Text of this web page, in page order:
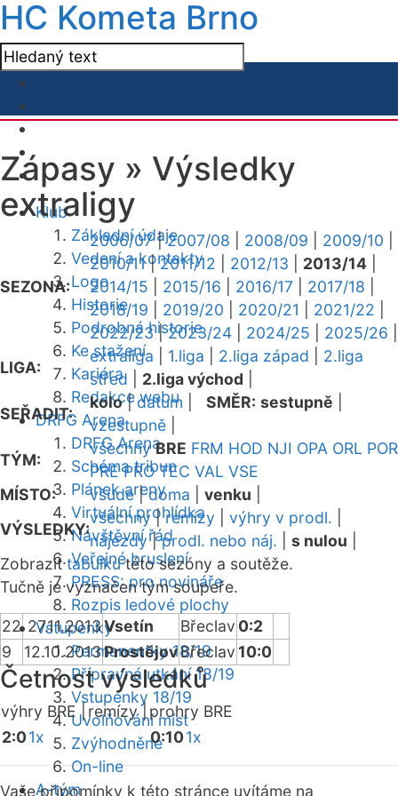
HC Kometa Brno
Klub
Základní údaje
Vedení a kontakty
Logo
Historie
Podrobná historie
Ke stažení
Kariéra
Redakce webu
DRFG Arena
DRFG Arena
Schéma tribun
Plánek areny
Virtuální prohlídka
Návštěvní řád
Veřejné bruslení
PRESS: pro novináře
Rozpis ledové plochy
Vstupenky
Permanentky 18/19
Přípravná utkání 18/19
Vstupenky 18/19
Uvolňování míst
Zvýhodněné
On-line
A-tým
Zápasy » Výsledky
extraligy
SEZONA:
2006/07|2007/08 2008/09 2009/10
2010/11|2011/12 2012/13 2013/14
2014/15
2015/16 2016/17 2017/18
2018/19
2019/20 2020/21 2021/22
2022/23|2023/24 2024/25 2025/26
LIGA:
extraliga 1.liga 2.liga západ
2.liga
střed
2.liga východ
SEŘADIT:
kolo|datum SMĚR: sestupně
vzestupně
TÝM:
všechny BRE FRM HOD NJI OPA ORL POR
PRE PRO TEC VAL VSE
MÍSTO:
všude|doma venku
VÝSLEDKY:
všechny|remízy výhry v prodl.
nájezdy|prodl. nebo náj. s nulou
Zobrazittabulkutéto sezóny a soutěže.
Tučně je vyznačen tým soupeře.
22 27.11.2013Vsetín Břeclav 0:2
9
12.10.2013ProstějovBřeclav 10:0
Četnost výsledků
výhry BRE | remízy | prohry BRE
2:01x 0:101x
Vaše připomínky k této stránce uvítáme na